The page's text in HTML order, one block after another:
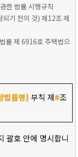
한 법률 시행규칙
기 전의 것) 제12조 제
률 제 6916호 주택법으
법률명}부칙 제#조
괄호 안에 명시합니